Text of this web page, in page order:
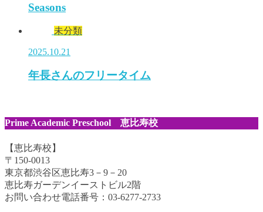
Seasons
未分類
2025.10.21
年長さんのフリータイム
Prime Academic Preschool 恵比寿校
【恵比寿校】
〒150-0013
東京都渋谷区恵比寿3－9－20
恵比寿ガーデンイーストビル2階
お問い合わせ電話番号：03-6277-2733